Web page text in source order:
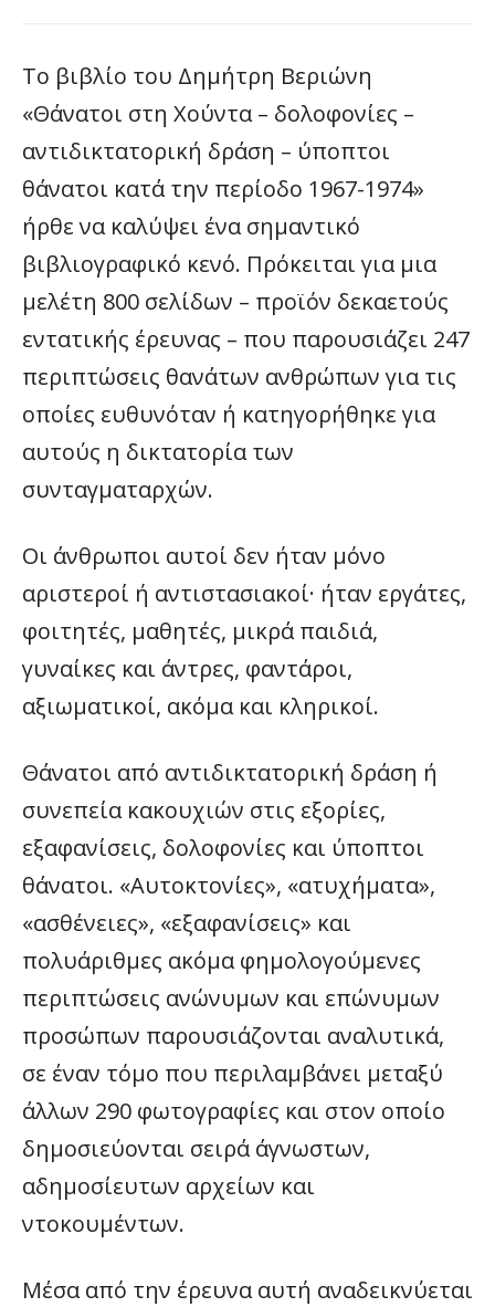
Το βιβλίο του Δημήτρη Βεριώνη
«Θάνατοι στη Χούντα – δολοφονίες –
αντιδικτατορική δράση – ύποπτοι
θάνατοι κατά την περίοδο 1967-1974»
ήρθε να καλύψει ένα σημαντικό
βιβλιογραφικό κενό. Πρόκειται για μια
μελέτη 800 σελίδων – προϊόν δεκαετούς
εντατικής έρευνας – που παρουσιάζει 247
περιπτώσεις θανάτων ανθρώπων για τις
οποίες ευθυνόταν ή κατηγορήθηκε για
αυτούς η δικτατορία των
συνταγματαρχών.
Οι άνθρωποι αυτοί δεν ήταν μόνο
αριστεροί ή αντιστασιακοί· ήταν εργάτες,
φοιτητές, μαθητές, μικρά παιδιά,
γυναίκες και άντρες, φαντάροι,
αξιωματικοί, ακόμα και κληρικοί.
Θάνατοι από αντιδικτατορική δράση ή
συνεπεία κακουχιών στις εξορίες,
εξαφανίσεις, δολοφονίες και ύποπτοι
θάνατοι. «Αυτοκτονίες», «ατυχήματα»,
«ασθένειες», «εξαφανίσεις» και
πολυάριθμες ακόμα φημολογούμενες
περιπτώσεις ανώνυμων και επώνυμων
προσώπων παρουσιάζονται αναλυτικά,
σε έναν τόμο που περιλαμβάνει μεταξύ
άλλων 290 φωτογραφίες και στον οποίο
δημοσιεύονται σειρά άγνωστων,
αδημοσίευτων αρχείων και
ντοκουμέντων.
Μέσα από την έρευνα αυτή αναδεικνύεται